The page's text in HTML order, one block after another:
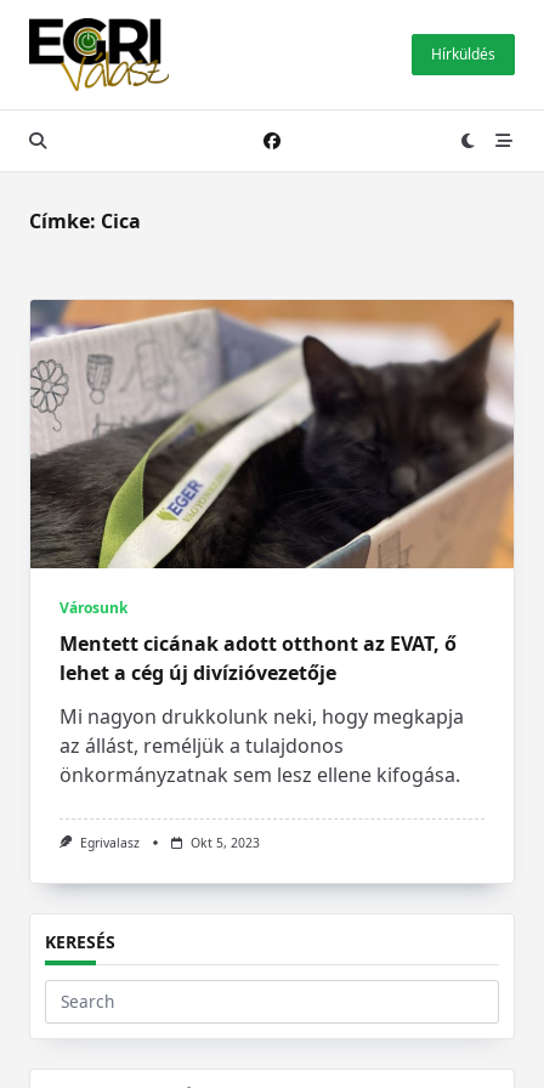
Skip
content
Hírküldés
Címke: Cica
Városunk
Mentett cicának adott otthont az EVAT, ő
lehet a cég új divízióvezetője
Mi nagyon drukkolunk neki, hogy megkapja
az állást, reméljük a tulajdonos
önkormányzatnak sem lesz ellene kifogása.
Egrivalasz Okt 5, 2023
KERESÉS
Search
for: